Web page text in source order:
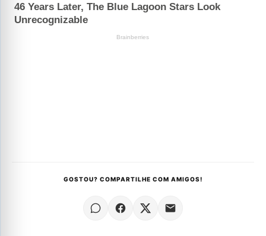
GOSTOU? COMPARTILHE COM AMIGOS!